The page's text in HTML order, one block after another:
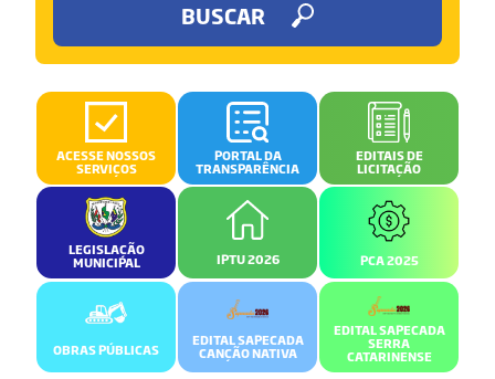
BUSCAR
ACESSE NOSSOS
SERVIÇOS
PORTAL DA
TRANSPARÊNCIA
EDITAIS DE
LICITAÇÃO
LEGISLAÇÃO
MUNICIPAL IPTU 2026 PCA 2025
OBRAS PÚBLICAS
EDITAL SAPECADA
CANÇÃO NATIVA
EDITAL SAPECADA
SERRA
CATARINENSE